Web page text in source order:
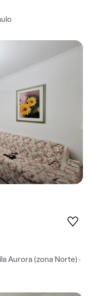
Aurora (zona Norte) ·